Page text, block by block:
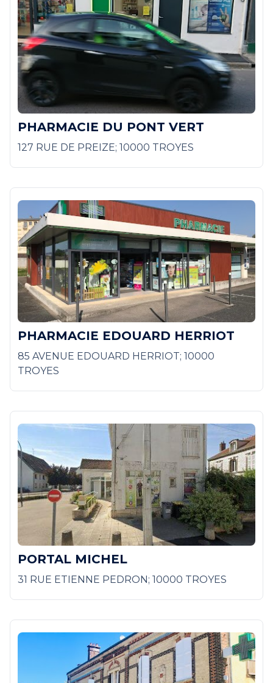
PHARMACIE DU PONT VERT
127 RUE DE PREIZE; 10000 TROYES
PHARMACIE EDOUARD HERRIOT
85 AVENUE EDOUARD HERRIOT; 10000
TROYES
PORTAL MICHEL
31 RUE ETIENNE PEDRON; 10000 TROYES